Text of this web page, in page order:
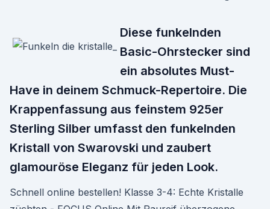
Diese funkelnden
Basic-Ohrstecker sind
ein absolutes Must-
Have in deinem Schmuck-Repertoire. Die
Krappenfassung aus feinstem 925er
Sterling Silber umfasst den funkelnden
Kristall von Swarovski und zaubert
glamouröse Eleganz für jeden Look.
Schnell online bestellen! Klasse 3-4: Echte Kristalle